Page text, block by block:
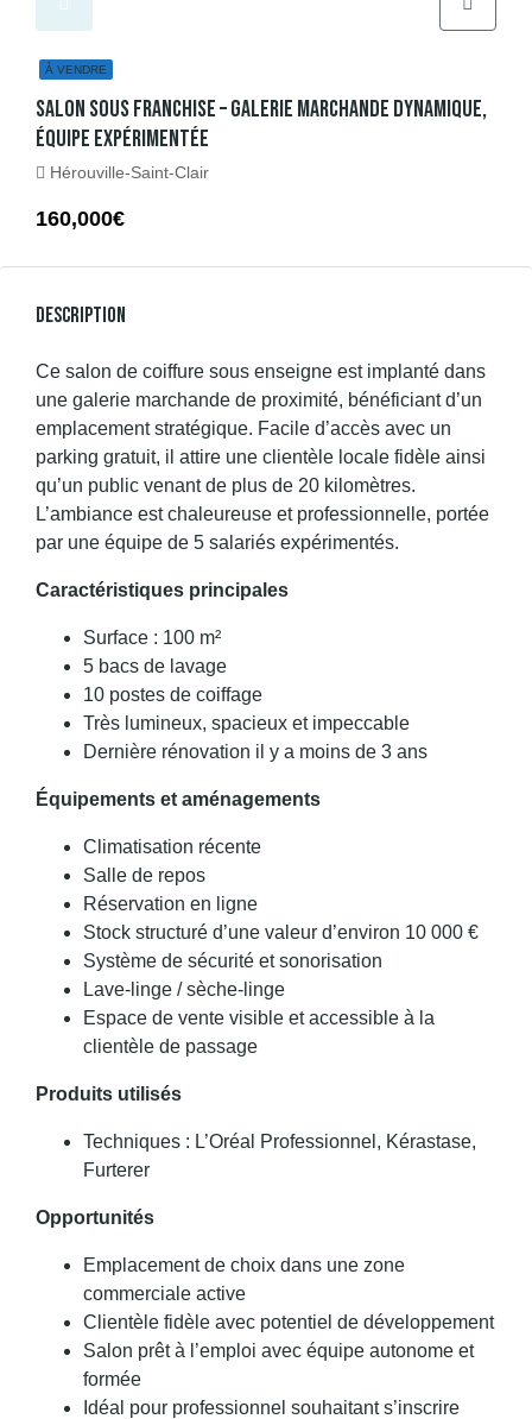
À VENDRE
Salon Sous Franchise – Galerie Marchande Dynamique,
Équipe Expérimentée
Hérouville-Saint-Clair
160,000€
Description
Ce salon de coiffure sous enseigne est implanté dans
une galerie marchande de proximité, bénéficiant d’un
emplacement stratégique. Facile d’accès avec un
parking gratuit, il attire une clientèle locale fidèle ainsi
qu’un public venant de plus de 20 kilomètres.
L’ambiance est chaleureuse et professionnelle, portée
par une équipe de 5 salariés expérimentés.
Caractéristiques principales
Surface : 100 m²
5 bacs de lavage
10 postes de coiffage
Très lumineux, spacieux et impeccable
Dernière rénovation il y a moins de 3 ans
Équipements et aménagements
Climatisation récente
Salle de repos
Réservation en ligne
Stock structuré d’une valeur d’environ 10 000 €
Système de sécurité et sonorisation
Lave-linge / sèche-linge
Espace de vente visible et accessible à la
clientèle de passage
Produits utilisés
Techniques : L’Oréal Professionnel, Kérastase,
Furterer
Opportunités
Emplacement de choix dans une zone
commerciale active
Clientèle fidèle avec potentiel de développement
Salon prêt à l’emploi avec équipe autonome et
formée
Idéal pour professionnel souhaitant s’inscrire